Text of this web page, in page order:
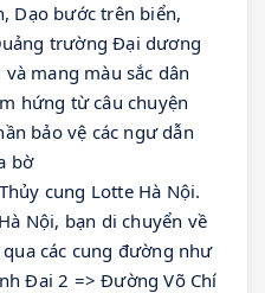
Dạo bước trên biển,
trường Đại dương
mang màu sắc dân
hứng từ câu chuyện
bảo vệ các ngư dẫn
bờ
cung Lotte Hà Nội.
Nội, bạn di chuyển về
các cung đường như
Đai 2 => Đường Võ Chí